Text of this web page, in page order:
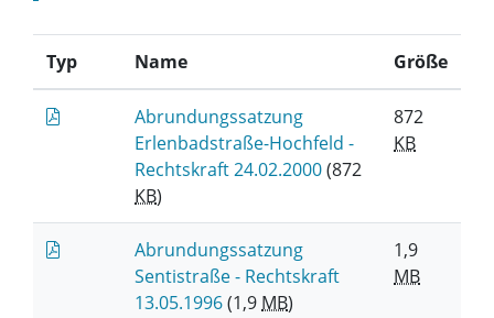
Typ Name Größe
Abrundungssatzung
Erlenbadstraße-Hochfeld -
Rechtskraft 24.02.2000(872
KB)
872
KB
Abrundungssatzung
Sentistraße - Rechtskraft
13.05.1996(1,9 MB)
1,9
MB